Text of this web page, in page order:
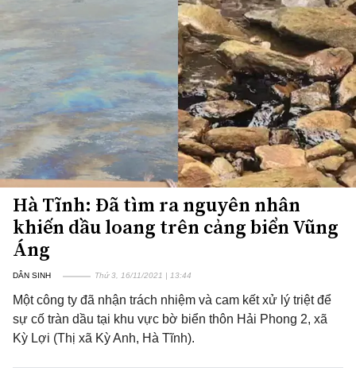
Hà Tĩnh: Đã tìm ra nguyên nhân
khiến dầu loang trên cảng biển Vũng
Áng
DÂN SINH Thứ 3, 16/11/2021 | 13:44
Một công ty đã nhận trách nhiệm và cam kết xử lý triệt để
sự cố tràn dầu tại khu vực bờ biển thôn Hải Phong 2, xã
Kỳ Lợi (Thị xã Kỳ Anh, Hà Tĩnh).